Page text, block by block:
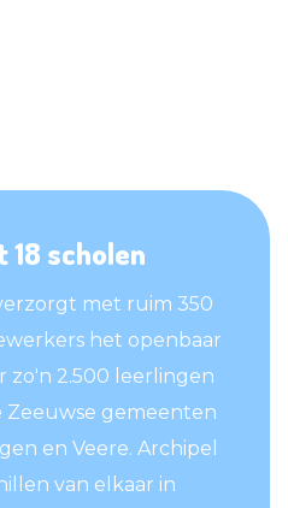
18 scholen
met ruim 350
het openbaar
zo'n 2.500 leerlingen
Zeeuwse gemeenten
en Veere. Archipel
van elkaar in